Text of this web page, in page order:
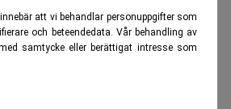
att vi behandlar personuppgifter som
och beteendedata. Vår behandling av
samtycke eller berättigat intresse som